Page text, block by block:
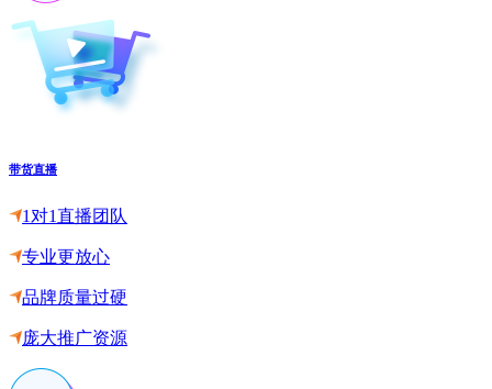
带货直播
1对1直播团队
专业更放心
品牌质量过硬
庞大推广资源